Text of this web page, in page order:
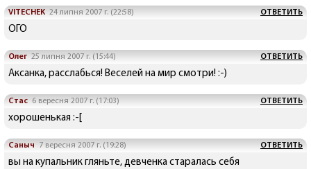
VITECHEK 24 липня 2007 г. (22:58) ОТВЕТИТЬ
ОГО
Олег 25 липня 2007 г. (15:44) ОТВЕТИТЬ
Аксанка, расслабься! Веселей на мир смотри! :-)
Стас 6 вересня 2007 г. (17:03) ОТВЕТИТЬ
хорошенькая :-[
Саныч 7 вересня 2007 г. (19:28) ОТВЕТИТЬ
вы на купальник гляньте, девченка старалась себя